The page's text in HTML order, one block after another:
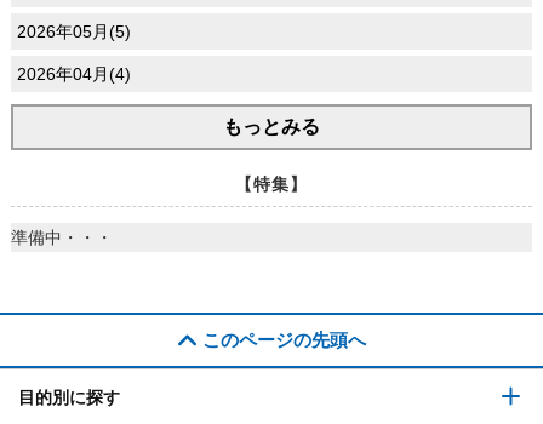
2026年05月(5)
2026年04月(4)
もっとみる
【特集】
準備中・・・
このページの先頭へ
目的別に探す